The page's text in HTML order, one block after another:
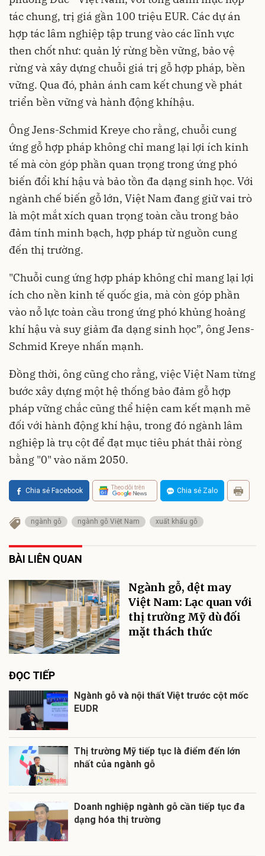
tác chung, trị giá gần 100 triệu EUR. Các dự án
hợp tác lâm nghiệp tập trung vào các lĩnh vực
then chốt như: quản lý rừng bền vững, bảo vệ
rừng và xây dựng chuỗi giá trị gỗ hợp pháp, bền
vững. Qua đó, phản ánh cam kết chung về phát
triển bền vững và hành động khíhậu.
Ông Jens-Schmid Kreye cho rằng, chuỗi cung
ứng gỗ hợp pháp không chỉ mang lại lợi ích kinh
tế mà còn góp phần quan trọng trong ứng phó
biến đổi khí hậu và bảo tồn đa dạng sinh học. Với
ngành chế biến gỗ lớn, Việt Nam đang giữ vai trò
là một mắt xích quan trọng toàn cầu trong bảo
đảm tính minh bạch, hợp pháp từ nguồn cung
đến thị trường.
"Chuỗi cung ứng hợp pháp không chỉ mang lại lợi
ích cho nền kinh tế quốc gia, mà còn góp phần
vào nỗ lực toàn cầu trong ứng phó khủng hoảng
khí hậu và suy giảm đa dạng sinh học”, ông Jens-
Schmid Kreye nhấn mạnh.
Đồng thời, ông cũng cho rằng, việc Việt Nam từng
bước xây dựng một hệ thống bảo đảm gỗ hợp
pháp vững chắc cũng thể hiện cam kết mạnh mẽ
đối với hành động khí hậu, trong đó ngành lâm
nghiệp là trụ cột để đạt mục tiêu phát thải ròng
bằng "0" vào năm 2050.
Chia sẻ Facebook Theo dõi trên Chia sẻ Zalo
ngành gỗ ngành gỗ Việt Nam xuất khẩu gỗ
BÀI LIÊN QUAN
Ngành gỗ, dệt may
Việt Nam: Lạc quan với
thị trường Mỹ dù đối
mặt thách thức
ĐỌC TIẾP
Ngành gỗ và nội thất Việt trước cột mốc
EUDR
Thị trường Mỹ tiếp tục là điểm đến lớn
nhất của ngành gỗ
Doanh nghiệp ngành gỗ cần tiếp tục đa
dạng hóa thị trường